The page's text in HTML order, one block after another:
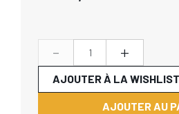
- +
AJOUTER AU
AJOUTER À LA WISHLIST